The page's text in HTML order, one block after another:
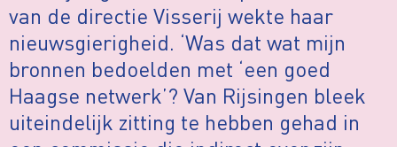
van de directie Visserij wekte haar
nieuwsgierigheid. ‘Was dat wat mijn
bronnen bedoelden met ‘een goed
Haagse netwerk’? Van Rijsingen bleek
uiteindelijk zitting te hebben gehad in